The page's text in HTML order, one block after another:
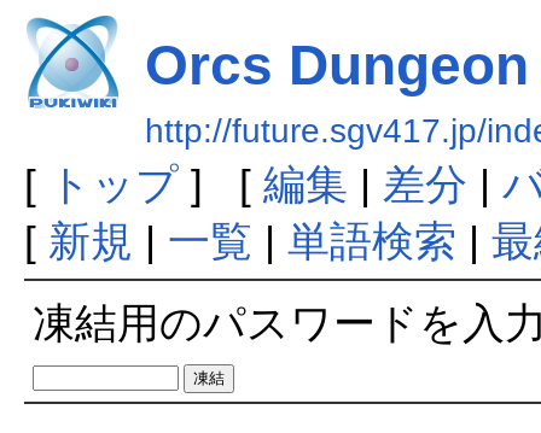
Orcs Dungeon
http://future.sgv417.jp/
[ トップ] [ 編集 | 差分 |
[ 新規 | 一覧 | 単語検索 |
凍結用のパスワードを入